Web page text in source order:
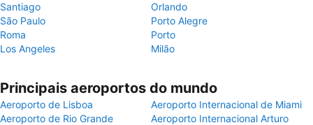
Santiago
Orlando
São Paulo
Porto Alegre
Roma
Porto
Los Angeles
Milão
Principais aeroportos do mundo
Aeroporto de Lisboa
Aeroporto Internacional de Miami
Aeroporto de Rio Grande
Aeroporto Internacional Arturo